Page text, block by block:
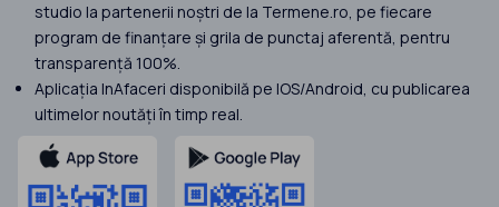
studio la partenerii noștri de la Termene.ro, pe fiecare
program de finanțare și grila de punctaj aferentă, pentru
transparență 100%.
Aplicația InAfaceri disponibilă pe IOS/Android, cu publicarea
ultimelor noutăți în timp real.